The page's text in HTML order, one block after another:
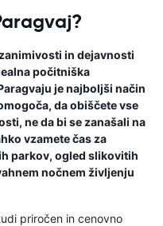
in dejavnosti
počitniška
je najboljši način
da obiščete vse
ne da bi se zanašali na
vzamete čas za
parkov, ogled slikovitih
nočnem življenju
priročen in cenovno